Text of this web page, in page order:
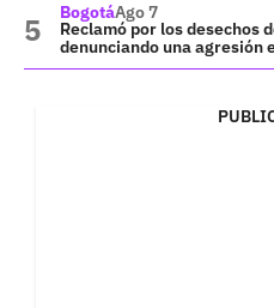
BogotáAgo 7
Reclamó por los desechos
denunciando una agresión